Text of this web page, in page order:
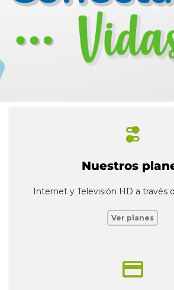
Nuestros
Internet y Televisión HD a través
Ver planes